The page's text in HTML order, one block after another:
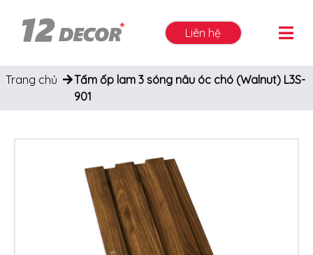
Liên hệ
Trang chủ
Tấm ốp lam 3 sóng nâu óc chó (Walnut) L3S-
901